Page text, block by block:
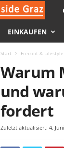
s
d
G
EINKAUFEN
Start Freizeit & Lifestyle
Warum
und
fordert
Zuletzt aktualisiert: 4.